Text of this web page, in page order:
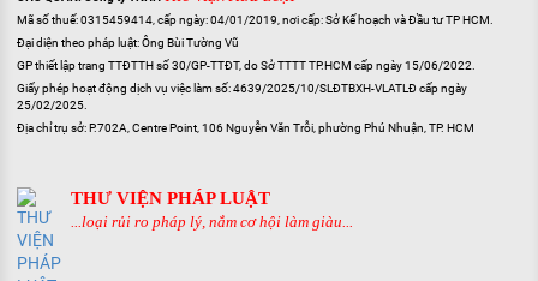
Mã số thuế: 0315459414, cấp ngày: 04/01/2019, nơi cấp: Sở Kế hoạch và Đầu tư TP HCM.
Đại diện theo pháp luật: Ông Bùi Tường Vũ
GP thiết lập trang TTĐTTH số 30/GP-TTĐT, do Sở TTTT TP.HCM cấp ngày 15/06/2022.
Giấy phép hoạt động dịch vụ việc làm số: 4639/2025/10/SLĐTBXH-VLATLĐ cấp ngày
25/02/2025.
Địa chỉ trụ sở: P.702A, Centre Point, 106 Nguyễn Văn Trỗi, phường Phú Nhuận, TP. HCM
THƯ VIỆN PHÁP LUẬT
...loại rủi ro pháp lý, nắm cơ hội làm giàu...